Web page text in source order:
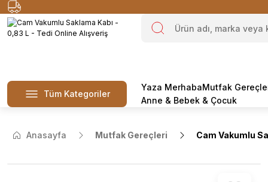
Tüm Kategoriler
Yaza MerhabaMutfak
Anne & Bebek & Çocuk
Anasayfa Mutfak Gereçleri Cam Vakumlu